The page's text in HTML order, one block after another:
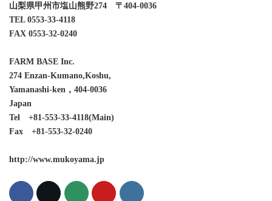
山梨県甲州市塩山熊野274 〒404-0036
TEL 0553-33-4118
FAX 0553-32-0240
FARM BASE Inc.
274 Enzan-Kumano,Koshu,
Yamanashi-ken，404-0036
Japan
Tel +81-553-33-4118(Main)
Fax +81-553-32-0240
http://www.mukoyama.jp